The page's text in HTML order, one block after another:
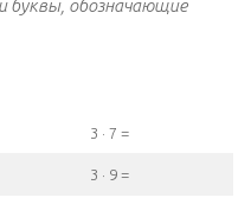
буквы, обозначающие
3 · 7 =
3 · 9 =